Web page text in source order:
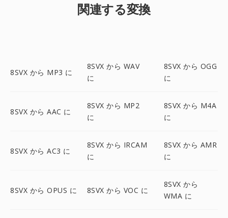
関連する変換
8SVX から MP3 に
8SVX から WAV
に
8SVX から OGG
に
8SVX から AAC に
8SVX から MP2
に
8SVX から M4A
に
8SVX から AC3 に
8SVX から IRCAM
に
8SVX から AMR
に
8SVX から OPUS に 8SVX から VOC に
8SVX から
WMA に